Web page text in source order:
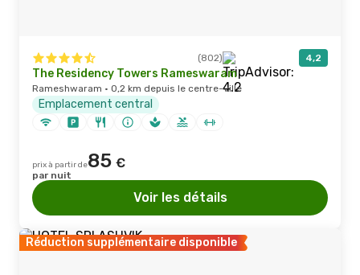
(802) 4,2
The Residency Towers Rameswaram
Rameshwaram · 0,2 km depuis le centre-ville
Emplacement central
prix à partir de85 €
par nuit
Voir les détails
Réduction supplémentaire disponible